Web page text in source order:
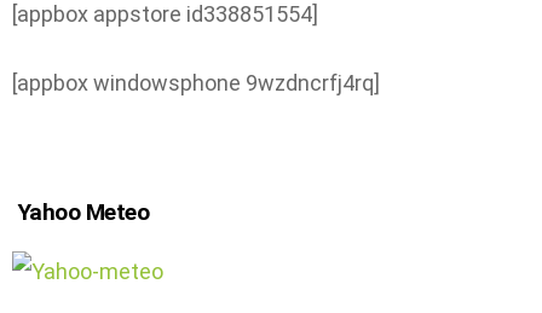
[appbox appstore id338851554]
[appbox windowsphone 9wzdncrfj4rq]
Yahoo Meteo